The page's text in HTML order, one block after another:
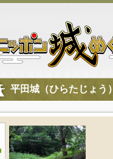
平田城（ひらたじょう）